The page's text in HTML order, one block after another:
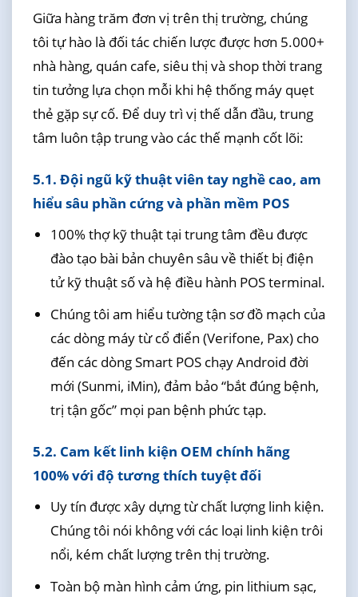
Giữa hàng trăm đơn vị trên thị trường, chúng
tôi tự hào là đối tác chiến lược được hơn 5.000+
nhà hàng, quán cafe, siêu thị và shop thời trang
tin tưởng lựa chọn mỗi khi hệ thống máy quẹt
thẻ gặp sự cố. Để duy trì vị thế dẫn đầu, trung
tâm luôn tập trung vào các thế mạnh cốt lõi:
5.1. Đội ngũ kỹ thuật viên tay nghề cao, am
hiểu sâu phần cứng và phần mềm POS
100% thợ kỹ thuật tại trung tâm đều được
đào tạo bài bản chuyên sâu về thiết bị điện
tử kỹ thuật số và hệ điều hành POS terminal.
Chúng tôi am hiểu tường tận sơ đồ mạch của
các dòng máy từ cổ điển (Verifone, Pax) cho
đến các dòng Smart POS chạy Android đời
mới (Sunmi, iMin), đảm bảo “bắt đúng bệnh,
trị tận gốc” mọi pan bệnh phức tạp.
5.2. Cam kết linh kiện OEM chính hãng
100% với độ tương thích tuyệt đối
Uy tín được xây dựng từ chất lượng linh kiện.
Chúng tôi nói không với các loại linh kiện trôi
nổi, kém chất lượng trên thị trường.
Toàn bộ màn hình cảm ứng, pin lithium sạc,